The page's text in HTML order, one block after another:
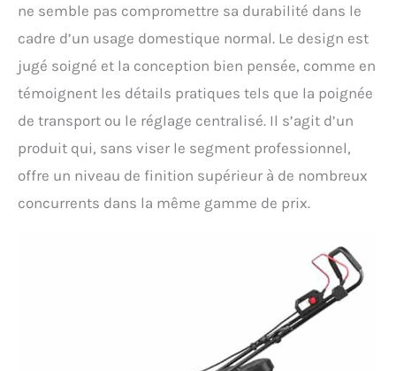
ne semble pas compromettre sa durabilité dans le
cadre d’un usage domestique normal. Le design est
jugé soigné et la conception bien pensée, comme en
témoignent les détails pratiques tels que la poignée
de transport ou le réglage centralisé. Il s’agit d’un
produit qui, sans viser le segment professionnel,
offre un niveau de finition supérieur à de nombreux
concurrents dans la même gamme de prix.